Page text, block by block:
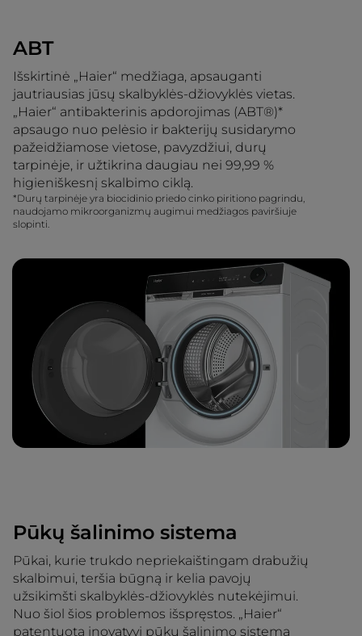
ABT
Išskirtinė „Haier“ medžiaga, apsauganti
jautriausias jūsų skalbyklės-džiovyklės vietas.
„Haier“ antibakterinis apdorojimas (ABT®)*
apsaugo nuo pelėsio ir bakterijų susidarymo
pažeidžiamose vietose, pavyzdžiui, durų
tarpinėje, ir užtikrina daugiau nei 99,99 %
higieniškesnį skalbimo ciklą.
*Durų tarpinėje yra biocidinio priedo cinko piritiono pagrindu,
naudojamo mikroorganizmų augimui medžiagos paviršiuje
slopinti.
Pūkų šalinimo sistema
Pūkai, kurie trukdo nepriekaištingam drabužių
skalbimui, teršia būgną ir kelia pavojų
užsikimšti skalbyklės-džiovyklės nutekėjimui.
Nuo šiol šios problemos išspręstos. „Haier“
patentuota inovatyvi pūkų šalinimo sistema